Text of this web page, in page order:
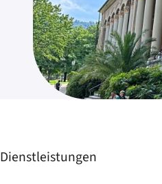
Dienstleistungen